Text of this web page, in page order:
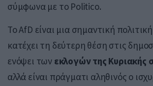
σύμφωνα με το Politico.
Το AfD είναι μια σημαντική
κατέχει τη δεύτερη θέση στις
ενόψει των εκλογών της Κυριακής
αλλά είναι πράγματι αληθινός ο